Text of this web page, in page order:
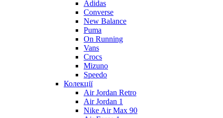
Adidas
Converse
New Balance
Puma
On Running
Vans
Crocs
Mizuno
Speedo
Колекції
Air Jordan Retro
Air Jordan 1
Nike Air Max 90